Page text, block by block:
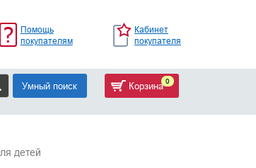
Помощь
покупателям
Кабинет
покупателя
Умный поиск Корзина 0
детей